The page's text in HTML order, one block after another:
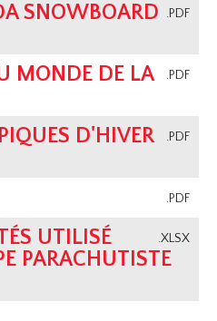
.PDF
SNOWBOARD
.PDF
MONDE DE LA
.PDF
D'HIVER
.PDF
.XLSX
UTILISÉ
PARACHUTISTE